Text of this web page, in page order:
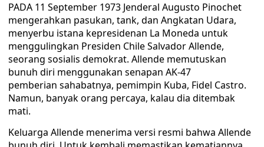
PADA 11 September 1973 Jenderal Augusto Pinochet
mengerahkan pasukan, tank, dan Angkatan Udara,
menyerbu istana kepresidenan La Moneda untuk
menggulingkan Presiden Chile Salvador Allende,
seorang sosialis demokrat. Allende memutuskan
bunuh diri menggunakan senapan AK-47
pemberian sahabatnya, pemimpin Kuba, Fidel Castro.
Namun, banyak orang percaya, kalau dia ditembak
mati.
Keluarga Allende menerima versi resmi bahwa Allende